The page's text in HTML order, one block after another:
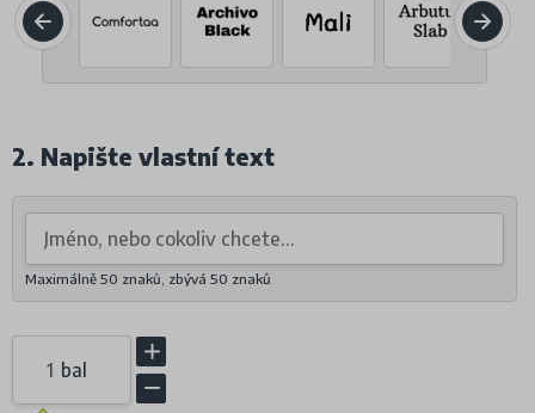
2. Napište vlastní text
Maximálně 50 znaků, zbývá 50 znaků
bal